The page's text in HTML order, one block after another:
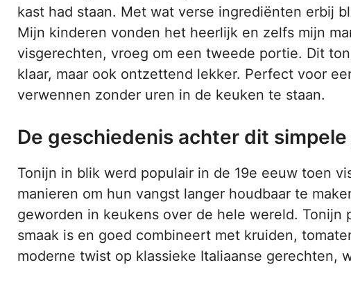
kast had staan. Met wat verse ingrediënten erbij
Mijn kinderen vonden het heerlijk en zelfs mijn
visgerechten, vroeg om een tweede portie. Dit
klaar, maar ook ontzettend lekker. Perfect voor
verwennen zonder uren in de keuken te staan.
De geschiedenis achter dit
Tonijn in blik werd populair in de 19e eeuw toen
manieren om hun vangst langer houdbaar te
geworden in keukens over de hele wereld.
smaak is en goed combineert met kruiden,
moderne twist op klassieke Italiaanse gerechten,